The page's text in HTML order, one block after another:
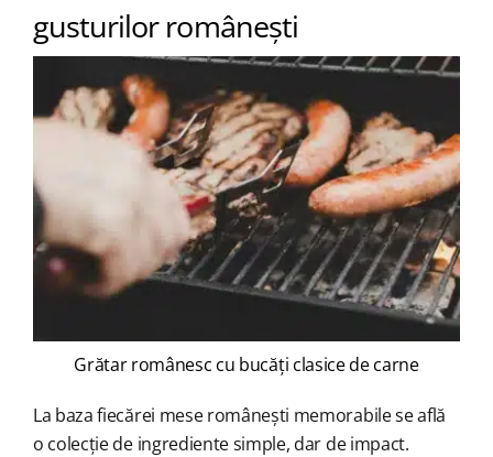
gusturilor românești
Grătar românesc cu bucăți clasice de carne
La baza fiecărei mese românești memorabile se află
o colecție de ingrediente simple, dar de impact.